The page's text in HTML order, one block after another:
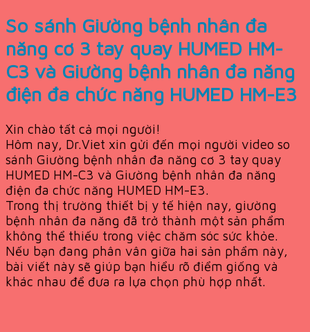
So sánh Giường bệnh nhân đa
năng cơ 3 tay quay HUMED HM-
C3 và Giường bệnh nhân đa năng
điện đa chức năng HUMED HM-E3
Xin chào tất cả mọi người!
Hôm nay, Dr.Viet xin gửi đến mọi người video so
sánh Giường bệnh nhân đa năng cơ 3 tay quay
HUMED HM-C3 và Giường bệnh nhân đa năng
điện đa chức năng HUMED HM-E3.
Trong thị trường thiết bị y tế hiện nay, giường
bệnh nhân đa năng đã trở thành một sản phẩm
không thể thiếu trong việc chăm sóc sức khỏe.
Nếu bạn đang phân vân giữa hai sản phẩm này,
bài viết này sẽ giúp bạn hiểu rõ điểm giống và
khác nhau để đưa ra lựa chọn phù hợp nhất.